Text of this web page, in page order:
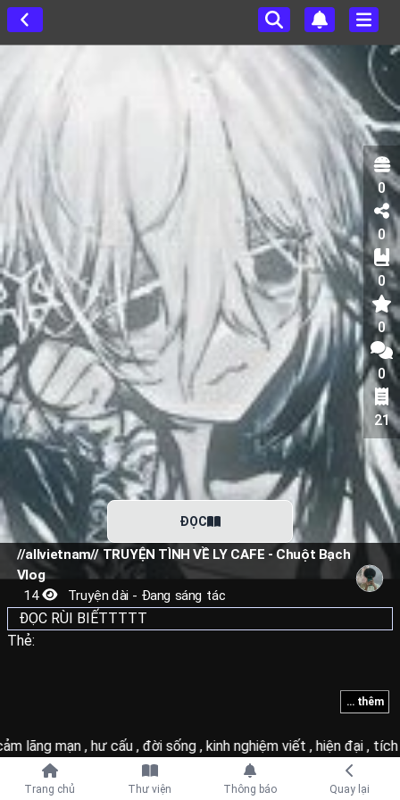
Tiếp tục với
0
0
0
0
0
21
ĐỌC
//allvietnam// TRUYỆN TÌNH VỀ LY CAFE - Chuột Bạch
Vlog
14
Truyện dài - Đang sáng tác
... thêm
ĐỌC RÙI BIẾTTTTT
Thẻ:
lãng mạn, hư cấu, đời sống, kinh nghiệm viết, hiện đại, tích
Trang chủ Thư viện Thông báo Quay lại